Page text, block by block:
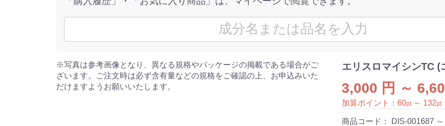
※写真は参考画像となり、異なる規格やパッケージの掲載である場合がご
ざいます。ご注文時は必ず含有量などの規格をご確認の上、お申込みいた
だけますようお願いいたします。
エリスロマイシンTC (
3,000 円 ～
加算ポイント： 60pt ～ 132pt
商品コード： DIS-001687